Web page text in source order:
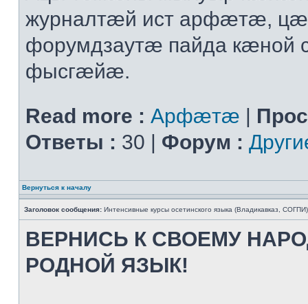
журналтæй ист арфæтæ,
форумдзаутæ пайда
фысгæйæ.
Read more : Арфæтæ |
Ответы : 30 | Форум :
Вернуться к началу
Заголовок сообщения: Интенсивные курсы осетинского языка (Владикавказ, СОГПИ)
ВЕРНИСЬ К СВОЕМУ
РОДНОЙ ЯЗЫК!